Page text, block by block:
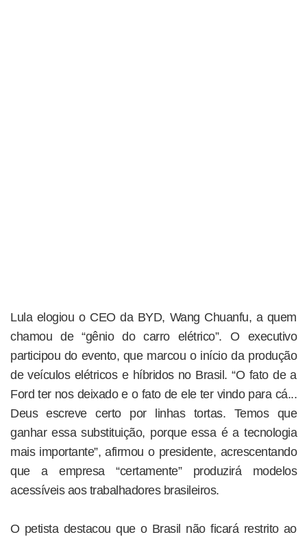
Lula elogiou o CEO da BYD, Wang Chuanfu, a quem
chamou de “gênio do carro elétrico”. O executivo
participou do evento, que marcou o início da produção
de veículos elétricos e híbridos no Brasil. “O fato de a
Ford ter nos deixado e o fato de ele ter vindo para cá...
Deus escreve certo por linhas tortas. Temos que
ganhar essa substituição, porque essa é a tecnologia
mais importante”, afirmou o presidente, acrescentando
que a empresa “certamente” produzirá modelos
acessíveis aos trabalhadores brasileiros.
O petista destacou que o Brasil não ficará restrito ao